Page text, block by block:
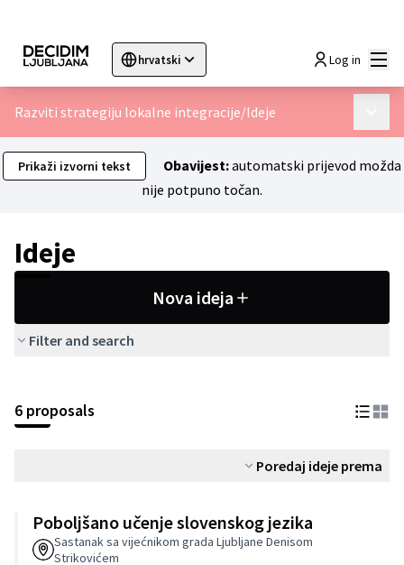
hrvatski
Sprache wählen Choisir la langue
Log in
Razviti strategiju lokalne integracije/Ideje
Prikaži izvorni tekst Obavijest:automatski prijevod možda
nije potpuno točan.
Ideje
Nova ideja
Filter and search
6 proposals
Poredaj ideje prema
Poboljšano učenje slovenskog jezika
Sastanak sa vijećnikom grada Ljubljane Denisom
Strikovićem